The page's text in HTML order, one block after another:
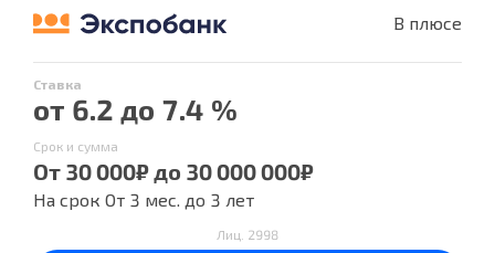
В плюсе
Ставка
от 6.2 до 7.4 %
Срок и сумма
От 30 000₽ до 30 000 000₽
На срок От 3 мес. до 3 лет
Лиц. 2998